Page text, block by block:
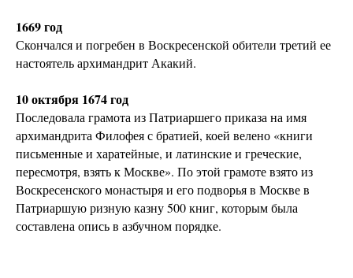
1669 год
Скончался и погребен в Воскресенской обители третий ее
настоятель архимандрит Акакий.
10 октября 1674 год
Последовала грамота из Патриаршего приказа на имя
архимандрита Филофея с братией, коей велено «книги
письменные и харатейные, и латинские и греческие,
пересмотря, взять к Москве». По этой грамоте взято из
Воскресенского монастыря и его подворья в Москве в
Патриаршую ризную казну 500 книг, которым была
составлена опись в азбучном порядке.